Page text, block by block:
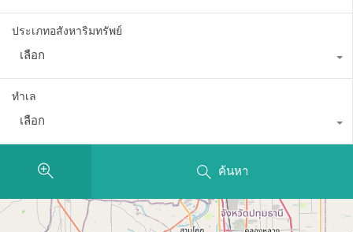
ประเภทอสังหาริมทรัพย์
เลือก
ทำเล
เลือก
ค้นหา